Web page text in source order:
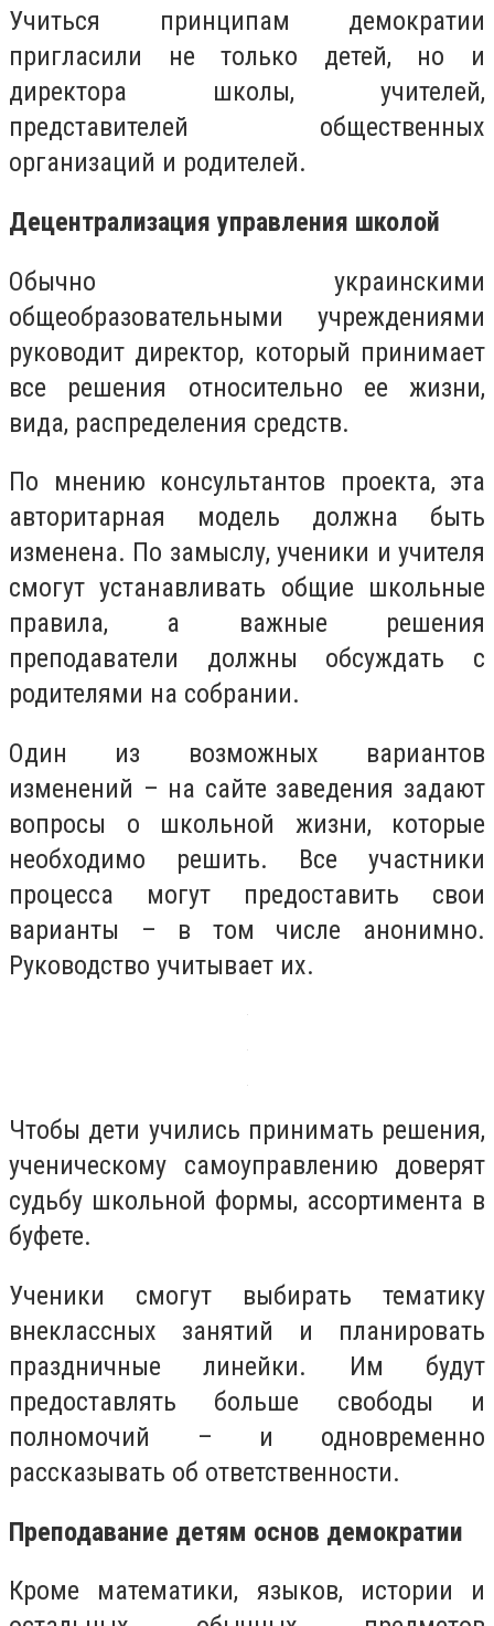
Учиться принципам демократии
пригласили не только детей, но и
директора школы, учителей,
представителей общественных
организаций и родителей.
Децентрализация управления школой
Обычно украинскими
общеобразовательными учреждениями
руководит директор, который принимает
все решения относительно ее жизни,
вида, распределения средств.
По мнению консультантов проекта, эта
авторитарная модель должна быть
изменена. По замыслу, ученики и учителя
смогут устанавливать общие школьные
правила, а важные решения
преподаватели должны обсуждать с
родителями на собрании.
Один из возможных вариантов
изменений – на сайте заведения задают
вопросы о школьной жизни, которые
необходимо решить. Все участники
процесса могут предоставить свои
варианты – в том числе анонимно.
Руководство учитывает их.
Чтобы дети учились принимать решения,
ученическому самоуправлению доверят
судьбу школьной формы, ассортимента в
буфете.
Ученики смогут выбирать тематику
внеклассных занятий и планировать
праздничные линейки. Им будут
предоставлять больше свободы и
полномочий – и одновременно
рассказывать об ответственности.
Преподавание детям основ демократии
Кроме математики, языков, истории и